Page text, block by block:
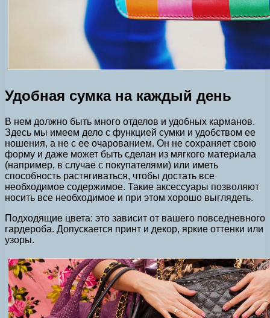
Удобная сумка на каждый день
В нем должно быть много отделов и удобных карманов.
Здесь мы имеем дело с функцией сумки и удобством ее
ношения, а не с ее очарованием. Он не сохраняет свою
форму и даже может быть сделан из мягкого материала
(например, в случае с покупателями) или иметь
способность растягиваться, чтобы достать все
необходимое содержимое. Такие аксессуары позволяют
носить все необходимое и при этом хорошо выглядеть.
Подходящие цвета: это зависит от вашего повседневного
гардероба. Допускается принт и декор, яркие оттенки или
узоры.